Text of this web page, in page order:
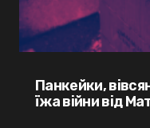
Панкейки,
їжа війни від